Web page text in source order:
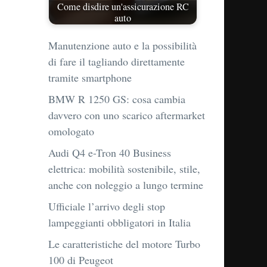
Come disdire un'assicurazione RC
auto
Manutenzione auto e la possibilità
di fare il tagliando direttamente
tramite smartphone
BMW R 1250 GS: cosa cambia
davvero con uno scarico aftermarket
omologato
Audi Q4 e-Tron 40 Business
elettrica: mobilità sostenibile, stile,
anche con noleggio a lungo termine
Ufficiale l’arrivo degli stop
lampeggianti obbligatori in Italia
Le caratteristiche del motore Turbo
100 di Peugeot